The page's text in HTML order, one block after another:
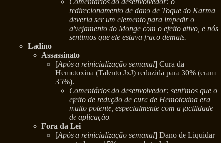
redirecionamento de dano de Toque do Karma
deveria ser um elemento para impedir o
alvejamento do Monge com o efeito ativo, e nós
sentimos que ele estava fraco demais.
Ladino
Assassinato
[Após a reinicialização semanal] Cura da
Hemotoxina (Talento JxJ) reduzida para 30% (eram
35%).
Comentários do desenvolvedor: sentimos que o
efeito de redução de cura de Hemotoxina era
muito potente, especialmente com a facilidade
de aplicação.
Fora da Lei
[Após a reinicialização semanal] Dano de Liquidar